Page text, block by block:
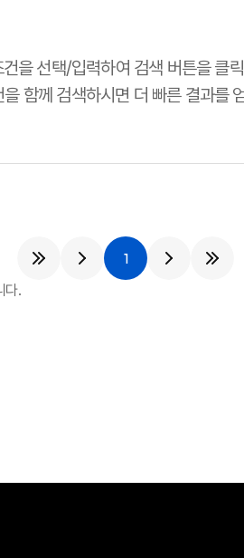
을 선택/입력하여 검색 버튼을 클
함께 검색하시면 더 빠른 결과를
1
다.